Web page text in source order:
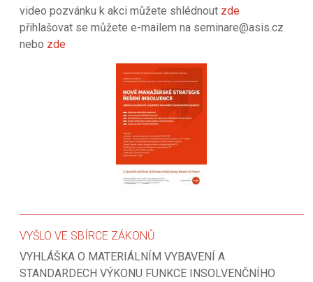
video pozvánku k akci můžete shlédnout zde
přihlašovat se můžete e-mailem na seminare@asis.cz
nebo zde
VYŠLO VE SBÍRCE ZÁKONŮ
VYHLÁŠKA O MATERIÁLNÍM VYBAVENÍ A
STANDARDECH VÝKONU FUNKCE INSOLVENČNÍHO